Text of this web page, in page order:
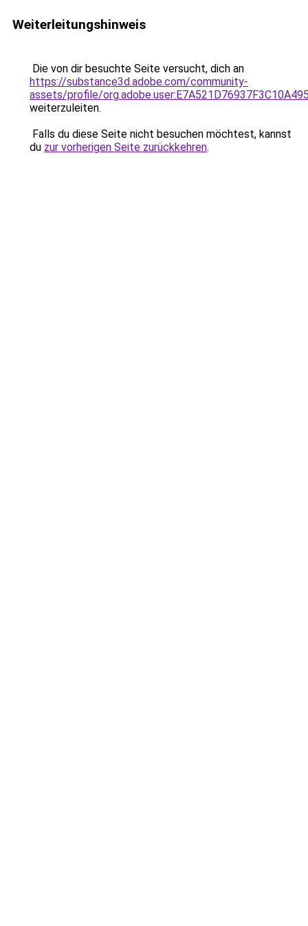
Weiterleitungshinweis
Die von dir besuchte Seite versucht, dich an
https://substance3d.adobe.com/community-
assets/profile/
weiterzuleiten.
Falls du diese Seite nicht besuchen möchtest, kannst
du zur vorherigen Seite zurückkehren.